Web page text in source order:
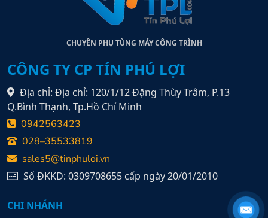
CHUYÊN PHỤ TÙNG MÁY CÔNG TRÌNH
CÔNG TY CP TÍN PHÚ LỢI
Địa chỉ: Địa chỉ: 120/1/12 Đặng Thùy Trâm, P.13
Q.Bình Thạnh, Tp.Hồ Chí Minh
0942563423
028–35533819
sales5@tinphuloi.vn
Số ĐKKD: 0309708655 cấp ngày 20/01/2010
CHI NHÁNH